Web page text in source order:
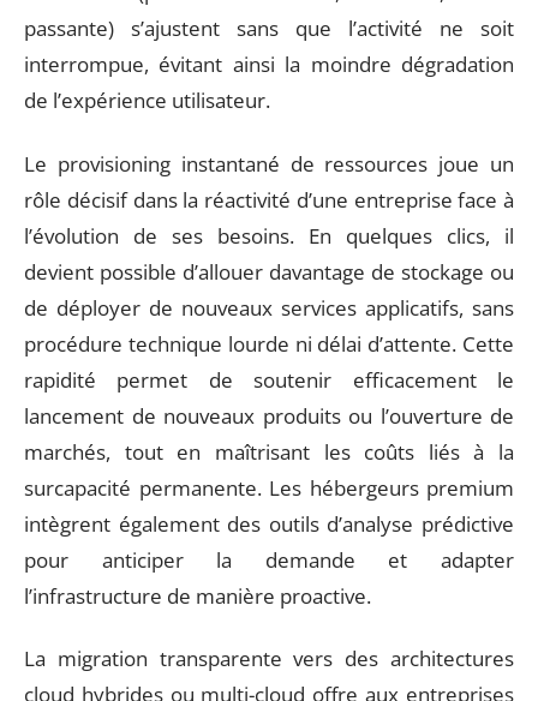
passante) s’ajustent sans que l’activité ne soit
interrompue, évitant ainsi la moindre dégradation
de l’expérience utilisateur.
Le provisioning instantané de ressources joue un
rôle décisif dans la réactivité d’une entreprise face à
l’évolution de ses besoins. En quelques clics, il
devient possible d’allouer davantage de stockage ou
de déployer de nouveaux services applicatifs, sans
procédure technique lourde ni délai d’attente. Cette
rapidité permet de soutenir efficacement le
lancement de nouveaux produits ou l’ouverture de
marchés, tout en maîtrisant les coûts liés à la
surcapacité permanente. Les hébergeurs premium
intègrent également des outils d’analyse prédictive
pour anticiper la demande et adapter
l’infrastructure de manière proactive.
La migration transparente vers des architectures
cloud hybrides ou multi-cloud offre aux entreprises